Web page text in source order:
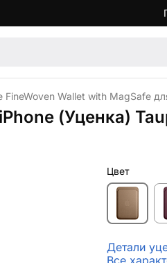
Wallet with MagSafe
(Уценка)
Цвет
Детали
Все